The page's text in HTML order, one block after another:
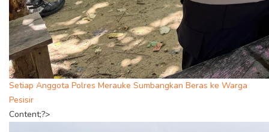
Setiap Anggota Polres Merauke Sumbangkan Beras ke Warga
Pesisir
Content;?>